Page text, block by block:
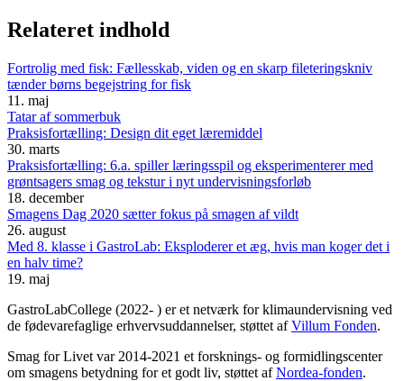
Relateret indhold
Fortrolig med fisk: Fællesskab, viden og en skarp fileteringskniv
tænder børns begejstring for fisk
11. maj
Tatar af sommerbuk
Praksisfortælling: Design dit eget læremiddel
30. marts
Praksisfortælling: 6.a. spiller læringsspil og eksperimenterer med
grøntsagers smag og tekstur i nyt undervisningsforløb
18. december
Smagens Dag 2020 sætter fokus på smagen af vildt
26. august
Med 8. klasse i GastroLab: Eksploderer et æg, hvis man koger det i
en halv time?
19. maj
GastroLabCollege (2022- ) er et netværk for klimaundervisning ved
de fødevarefaglige erhvervsuddannelser, støttet afVillum Fonden.
Smag for Livet var 2014-2021 et forsknings- og formidlingscenter
om smagens betydning for et godt liv, støttet afNordea-fonden.